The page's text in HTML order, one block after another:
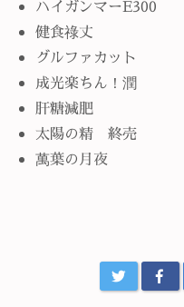
ハイガンマーE300
健食祿丈
グルファカット
成光楽ちん！潤
肝糖減肥
太陽の精 終売
萬葉の月夜